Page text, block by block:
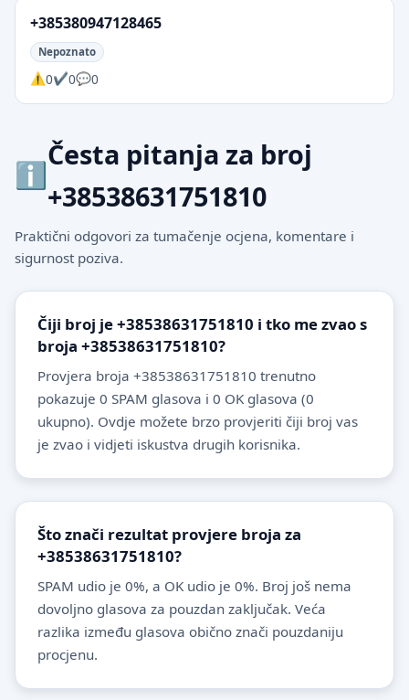
+385380947128465
Nepoznato
0 0 0
Česta pitanja za broj
+38538631751810
Praktični odgovori za tumačenje ocjena, komentare i
sigurnost poziva.
Čiji broj je +38538631751810 i tko me zvao s
broja +38538631751810?
Provjera broja +38538631751810 trenutno
pokazuje 0 SPAM glasova i 0 OK glasova (0
ukupno). Ovdje možete brzo provjeriti čiji broj vas
je zvao i vidjeti iskustva drugih korisnika.
Što znači rezultat provjere broja za
+38538631751810?
SPAM udio je 0%, a OK udio je 0%. Broj još nema
dovoljno glasova za pouzdan zaključak. Veća
razlika između glasova obično znači pouzdaniju
procjenu.